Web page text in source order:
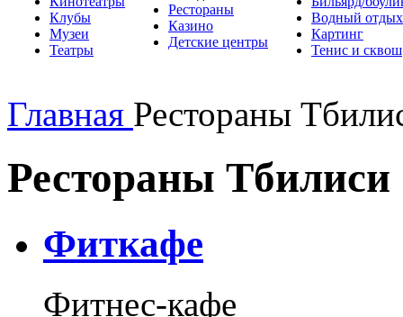
Клубы
Музеи
Театры
Рестораны
Казино
Детские центры
Водный отдых
Картинг
Тенис и сквош
Главная Рестораны
Рестораны Тбилиси
Фиткафе
Фитнес-кафе